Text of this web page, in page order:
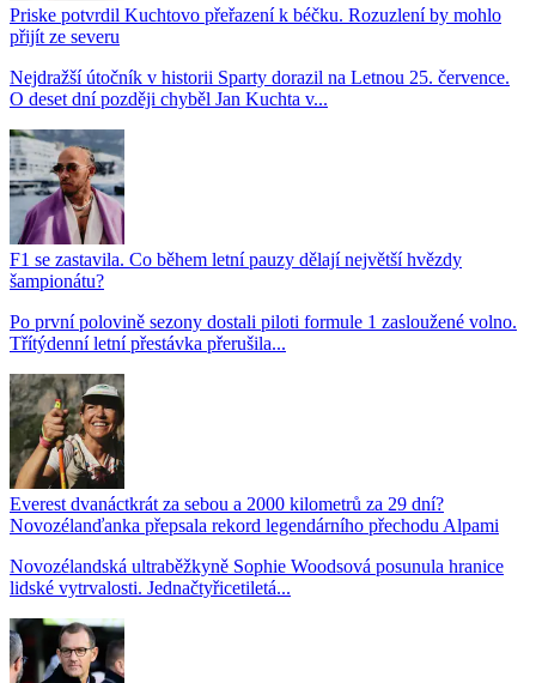
Priske potvrdil Kuchtovo přeřazení k béčku. Rozuzlení by mohlo
přijít ze severu
Nejdražší útočník v historii Sparty dorazil na Letnou 25. července.
O deset dní později chyběl Jan Kuchta v...
F1 se zastavila. Co během letní pauzy dělají největší hvězdy
šampionátu?
Po první polovině sezony dostali piloti formule 1 zasloužené volno.
Třítýdenní letní přestávka přerušila...
Everest dvanáctkrát za sebou a 2000 kilometrů za 29 dní?
Novozélanďanka přepsala rekord legendárního přechodu Alpami
Novozélandská ultraběžkyně Sophie Woodsová posunula hranice
lidské vytrvalosti. Jednačtyřicetiletá...